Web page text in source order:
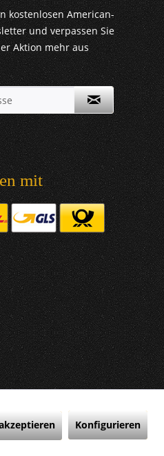
kostenlosen American-
und verpassen Sie
Aktion mehr aus
mit
Konfigurieren